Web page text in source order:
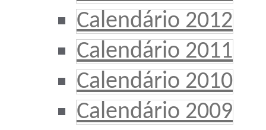
Calendário 2012
Calendário 2011
Calendário 2010
Calendário 2009